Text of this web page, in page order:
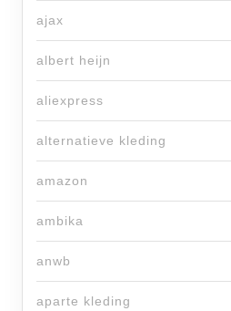
ajax
albert heijn
aliexpress
alternatieve kleding
amazon
ambika
anwb
aparte kleding